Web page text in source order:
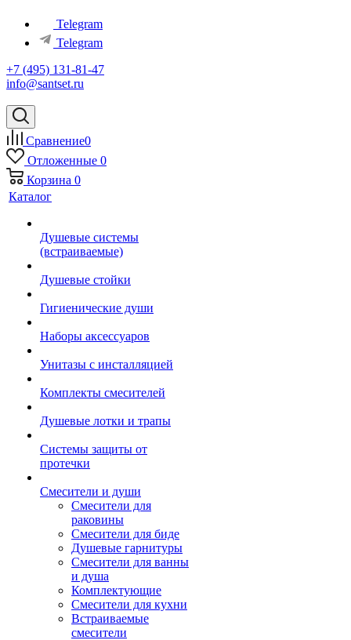
Telegram
Telegram
+7 (495) 131-81-47
info@santset.ru
Сравнение0
Отложенные 0
Корзина 0
Каталог
Душевые системы
(встраиваемые)
Душевые стойки
Гигиенические души
Наборы аксессуаров
Унитазы с инсталляцией
Комплекты смесителей
Душевые лотки и трапы
Системы защиты от
протечки
Смесители и души
Cмесители для
раковины
Смесители для биде
Душевые гарнитуры
Смесители для ванны
и душа
Комплектующие
Смесители для кухни
Встраиваемые
смесители